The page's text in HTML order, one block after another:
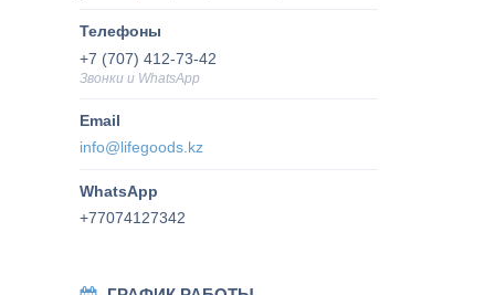
+7 (707) 412-73-42
Звонки и WhatsApp
info@lifegoods.kz
+77074127342